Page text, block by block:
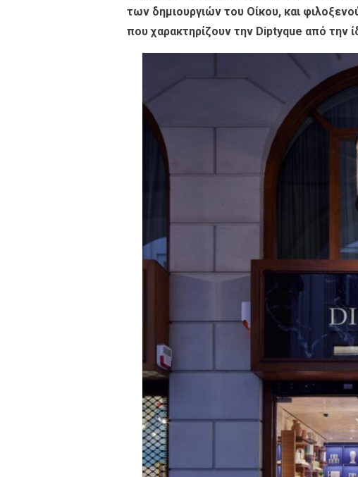
των δημιουργιών του Οίκου, και
που χαρακτηρίζουν την Diptyque από την